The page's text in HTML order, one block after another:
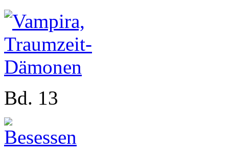
Bd. 13